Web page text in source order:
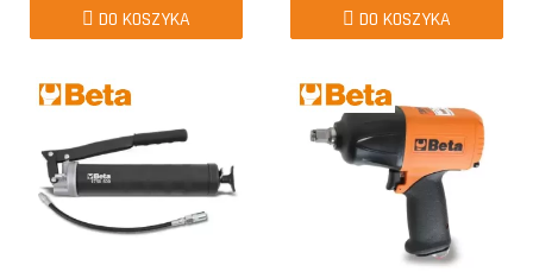
DO KOSZYKA DO KOSZYKA